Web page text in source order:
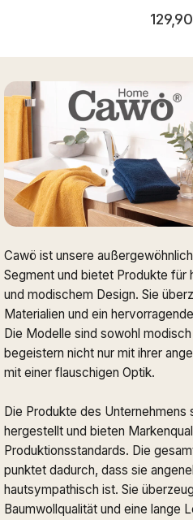
Cawö ist unsere
Segment und bietet Produkte für
und modischem Design. Sie
Materialien und ein
Die Modelle sind sowohl
begeistern nicht nur mit ihrer
mit einer flauschigen Optik.
Die Produkte des Unternehmens
hergestellt und bieten
Produktionsstandards. Die
punktet dadurch, dass sie
hautsympathisch ist. Sie
Baumwollqualität und eine lange